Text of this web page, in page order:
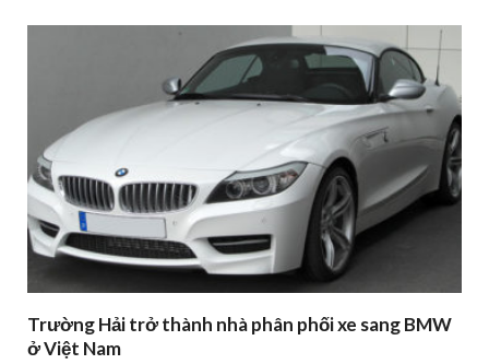
Trường Hải trở thành nhà phân phối xe sang BMW
ở Việt Nam